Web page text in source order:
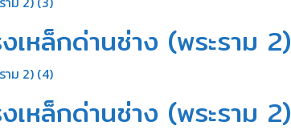
เหล็กด่านช่าง (พระราม 2)​
เหล็กด่านช่าง (พระราม 2)​